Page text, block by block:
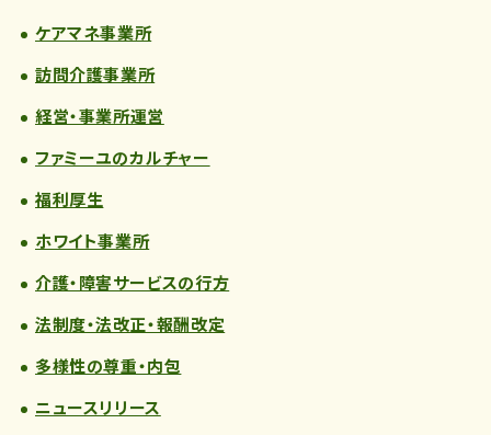
ケアマネ事業所
訪問介護事業所
経営・事業所運営
ファミーユのカルチャー
福利厚生
ホワイト事業所
介護・障害サービスの行方
法制度・法改正・報酬改定
多様性の尊重・内包
ニュースリリース